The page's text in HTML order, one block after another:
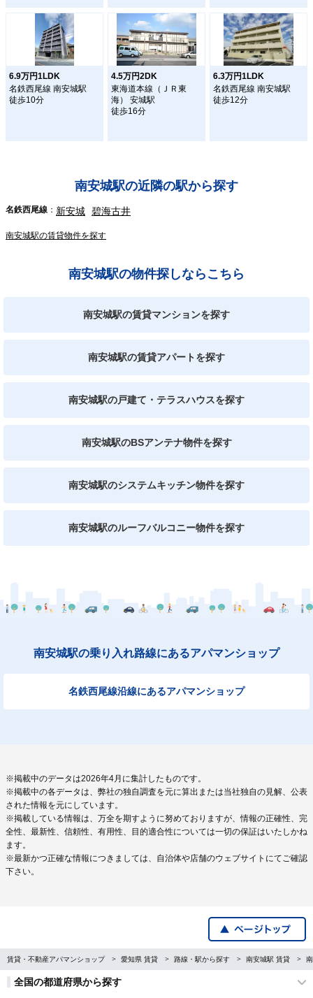
6.9万円1LDK
名鉄西尾線 南安城駅
徒歩10分
4.5万円2DK
東海道本線（ＪＲ東
海） 安城駅
徒歩16分
6.3万円1LDK
名鉄西尾線 南安城駅
徒歩12分
南安城駅の近隣の駅から探す
名鉄西尾線 新安城 碧海古井
南安城駅の賃貸物件を探す
南安城駅の物件探しならこちら
南安城駅の賃貸マンションを探す
南安城駅の賃貸アパートを探す
南安城駅の戸建て・テラスハウスを探す
南安城駅のBSアンテナ物件を探す
南安城駅のシステムキッチン物件を探す
南安城駅のルーフバルコニー物件を探す
南安城駅の乗り入れ路線にあるアパマンショップ
名鉄西尾線沿線にあるアパマンショップ
※掲載中のデータは2026年4月に集計したものです。
※掲載中の各データは、弊社の独自調査を元に算出または当社独自の見解、公表
された情報を元にしています。
※掲載している情報は、万全を期すように努めておりますが、情報の正確性、完
全性、最新性、信頼性、有用性、目的適合性については一切の保証はいたしかね
ます。
※最新かつ正確な情報につきましては、自治体や店舗のウェブサイトにてご確認
下さい。
賃貸・不動産アパマンショップ 愛知県 賃貸 路線・駅から探す 南安城駅 賃貸
全国の都道府県から探す